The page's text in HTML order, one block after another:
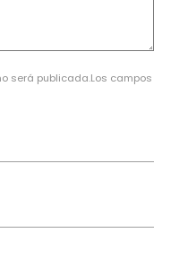
será publicada.Los campos